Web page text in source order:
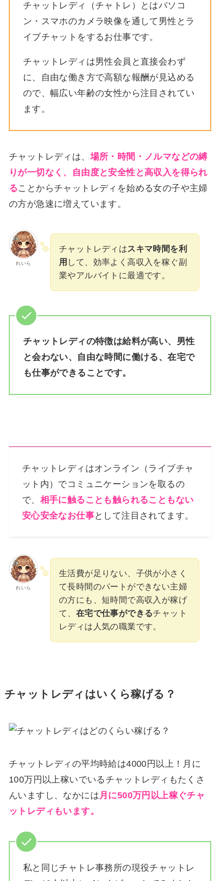
チャットレディ（チャトレ）とはパソコ
ン・スマホのカメラ映像を通して男性とラ
イブチャットをするお仕事です。
チャットレディは男性会員と直接会わず
に、自由な働き方で高額な報酬が見込める
ので、幅広い年齢の女性から注目されてい
ます。
チャットレディは、場所・時間・ノルマなどの縛
りが一切なく、自由度と安全性と高収入を得られ
ることからチャットレディを始める女の子や主婦
の方が急速に増えています。
れいら
チャットレディはスキマ時間を利
用 して、効率よく高収入を稼ぐ副
業やアルバイトに最適です。
チャットレディの特徴は給料が高い、男性
と会わない、自由な時間に働ける、在宅で
も仕事ができることです。
チャットレディはオンライン（ライブチャ
ット内）でコミュニケーションを取るの
で、 相手に触ることも触られることもない
安心安全なお仕事として注目されてます。
れいら
生活費が足りない、子供が小さく
て長時間のパートができない主婦
の方にも、短時間で高収入が稼げ
て、 在宅で仕事ができるチャット
レディは人気の職業です。
チャットレディはいくら稼げる？
チャットレディの平均時給は4000円以上！月に
100万円以上稼いでいるチャットレディもたくさ
んいますし、なかには月に500万円以上稼ぐチャ
ットレディもいます。
私と同じチャトレ事務所の現役チャットレ